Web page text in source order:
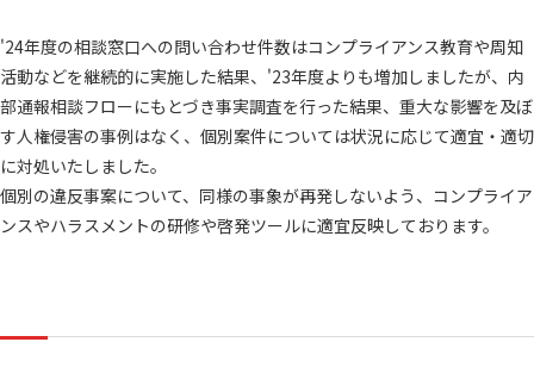
'24年度の相談窓口への問い合わせ件数はコンプライアンス教育や周知
活動などを継続的に実施した結果、'23年度よりも増加しましたが、内
部通報相談フローにもとづき事実調査を行った結果、重大な影響を及ぼ
す人権侵害の事例はなく、個別案件については状況に応じて適宜・適切
に対処いたしました。
個別の違反事案について、同様の事象が再発しないよう、コンプライア
ンスやハラスメントの研修や啓発ツールに適宜反映しております。